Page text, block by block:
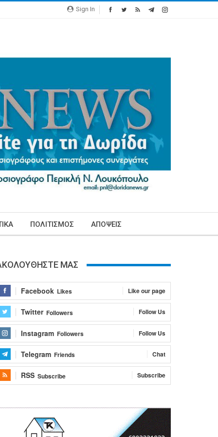
Sign In
ΠΟΛΙΤΙΣΜΟΣ ΑΠΟΨΕΙΣ
ΜΑΣ
Facebook Likes Like our page
Twitter Followers Follow Us
Instagram Followers Follow Us
Telegram Friends Chat
RSS Subscribe Subscribe